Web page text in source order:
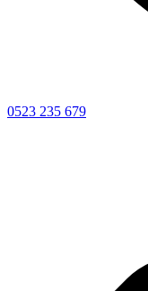
0523 235 679